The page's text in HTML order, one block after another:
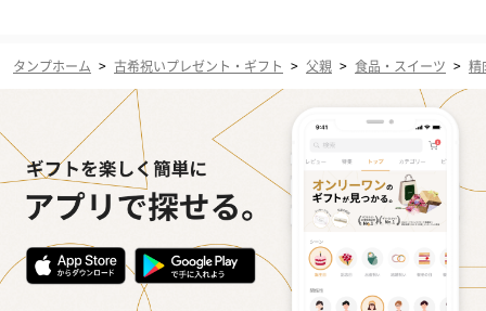
タンプホーム > 古希祝いプレゼント・ギフト > 父親 > 食品・スイーツ > 精